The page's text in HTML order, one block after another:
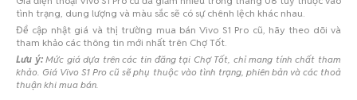
tình trạng, dung lượng và màu sắc sẽ có sự chênh lệch khác nhau.
Để cập nhật giá và thị trường mua bán Vivo S1 Pro cũ, hãy theo dõi và
tham khảo các thông tin mới nhất trên Chợ Tốt.
Lưu ý:Mức giá dựa trên các tin đăng tại Chợ Tốt, chỉ mang tính chất tham
khảo. Giá Vivo S1 Pro cũ sẽ phụ thuộc vào tình trạng, phiên bản và các thoả
thuận khi mua bán.